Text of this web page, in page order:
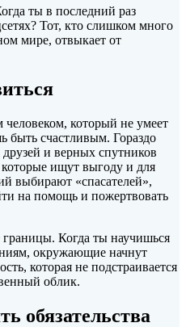
ты в последний раз
Тот, кто слишком много
мире, отвыкает от
который не умеет
быть счастливым. Гораздо
и верных спутников
ищут выгоду и для
выбирают «спасателей»,
на помощь и пожертвовать
Когда ты научишься
окружающие начнут
которая не подстраивается
облик.
обязательства